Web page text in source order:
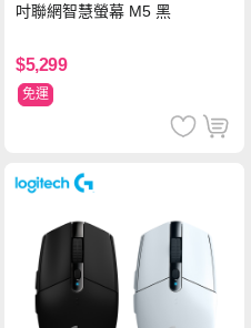
吋聯網智慧螢幕 M5 黑
$5,299
免運